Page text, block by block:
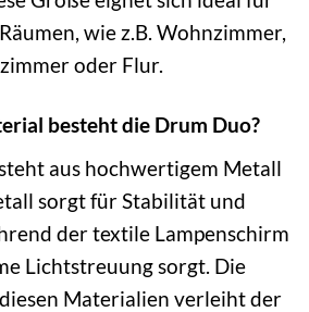
wie z.B. Wohnzimmer,
oder Flur.
besteht die Drum Duo?
aus hochwertigem Metall
sorgt für Stabilität und
der textile Lampenschirm
Lichtstreuung sorgt. Die
Materialien verleiht der